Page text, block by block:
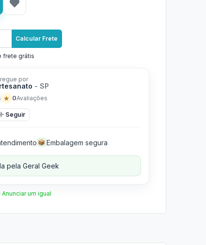
Calcular Frete
frete grátis
por
- SP
★ 0Avaliações
Seguir
📦 Embalagem segura
pela Geral Geek
Anunciar um igual